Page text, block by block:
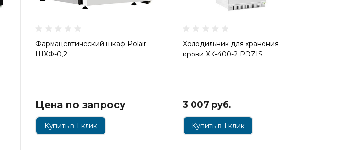
Фармацевтический шкаф Polair
ШХФ-0,2
Цена по запросу
Купить в 1 клик
Холодильник для хранения
крови ХК-400-2 POZIS
3 007 руб.
Купить в 1 клик